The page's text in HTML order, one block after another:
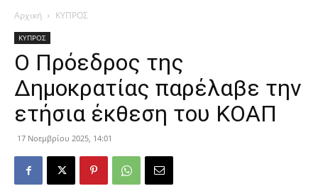
Αρχική ΚΥΠΡΟΣ
ΚΥΠΡΟΣ
Ο Πρόεδρος της
Δημοκρατίας παρέλαβε την
ετήσια έκθεση του ΚΟΑΠ
17 Νοεμβρίου 2025, 14:01